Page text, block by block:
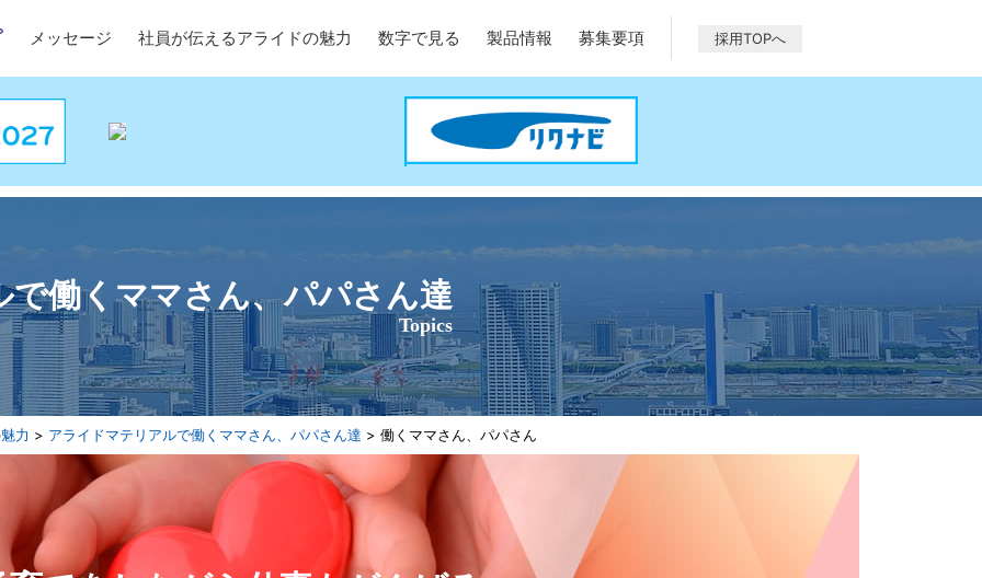
メッセージ 社員が伝えるアライドの魅力 数字で見る 製品情報 募集要項 採用TOPへ
力 > アライドマテリアルで働くママさん、パパさん達 > 働くママさん、パパさん
働くママさん、パパさん達
Topics